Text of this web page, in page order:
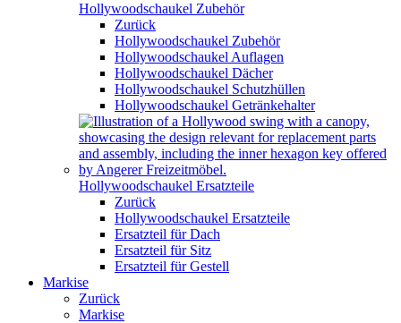
Hollywoodschaukel Zubehör
Zurück
Hollywoodschaukel Zubehör
Hollywoodschaukel Auflagen
Hollywoodschaukel Dächer
Hollywoodschaukel Schutzhüllen
Hollywoodschaukel Getränkehalter
Hollywoodschaukel Ersatzteile
Zurück
Hollywoodschaukel Ersatzteile
Ersatzteil für Dach
Ersatzteil für Sitz
Ersatzteil für Gestell
Markise
Zurück
Markise